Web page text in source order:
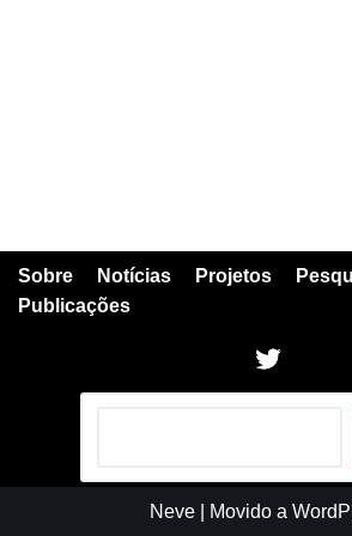
Sobre Notícias Projetos
Publicações
Neve | Movido a